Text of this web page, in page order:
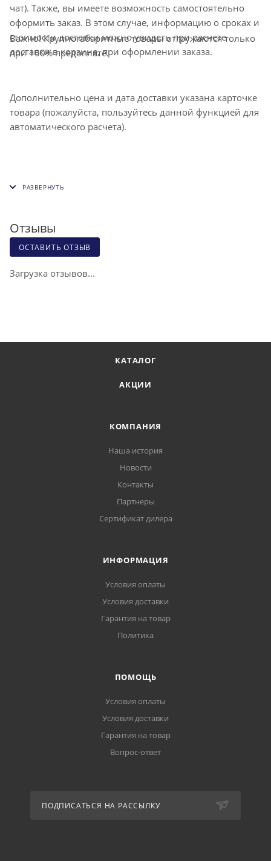
чат). Также, вы имеете возможность самостоятельно
оформить заказ. В этом случае, информацию о сроках и
стоимости доставки можно увидеть при расчете
доставки в корзине, при оформлении заказа.
Важно! Крупногабаритные товары отгружаются только
при 100% предоплате.
Дополнительно цена и дата доставки указана карточке
товара (пожалуйста, пользуйтесь данной функцией для
автоматического расчета).
Отзывы
ОСТАВИТЬ ОТЗЫВ
Загрузка отзывов...
КАТАЛОГ
АКЦИИ
КОМПАНИЯ
Наша история
Новости
Контакты
Партнеры
Сертификат дилера
ИНФОРМАЦИЯ
Условия оплаты
Условия доставки
Гарантия на товар
Политика
ПОМОЩЬ
Условия оплаты
Условия доставки
Гарантия на товар
Вопрос-ответ
ПОДПИСАТЬСЯ НА РАССЫЛКУ